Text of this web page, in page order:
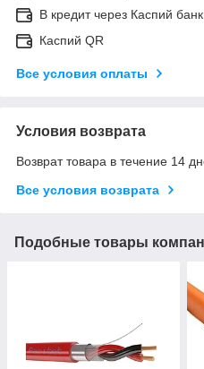
В кредит через Каспий банк
Каспий QR
Все условия оплаты
Условия возврата
Возврат товара в течение 14
Все условия возврата
Подобные товары